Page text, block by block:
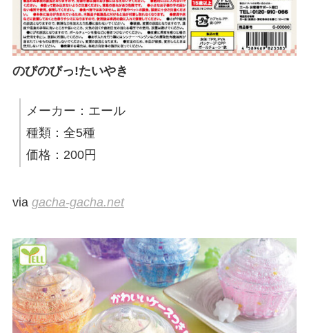
のびのびっ!たいやき
メーカー：エール
種類：全5種
価格：200円
via gacha-gacha.net